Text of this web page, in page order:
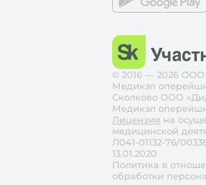
© 2016 — 2026
Медикэл
Сколково ООО
Медикэл
Лицензия на
медицинской
Л041-01132-76/
13.01.2020
Политика в
обработки